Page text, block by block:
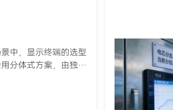
中，显示终端的选型
分体式方案，由独立